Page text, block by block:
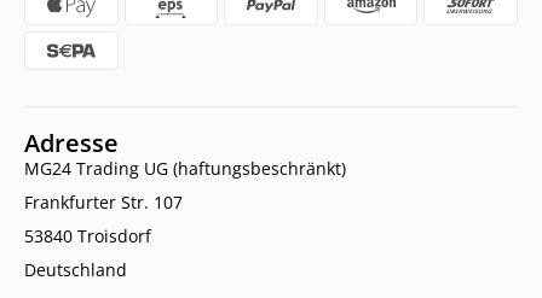
Adresse
MG24 Trading UG (haftungsbeschränkt)
Frankfurter Str. 107
53840 Troisdorf
Deutschland